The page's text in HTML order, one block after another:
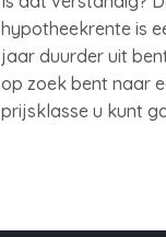
hypotheekrente is
jaar duurder uit
op zoek bent naar
prijsklasse u kunt